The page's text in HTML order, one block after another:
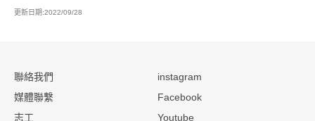
更新日期:2022/09/28
聯絡我們
媒體聯繫
志工
instagram
Facebook
Youtube